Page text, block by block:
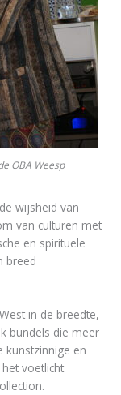
OBA Weesp
wijsheid van
van culturen met
en spirituele
breed
in de breedte,
bundels die meer
kunstzinnige en
voetlicht